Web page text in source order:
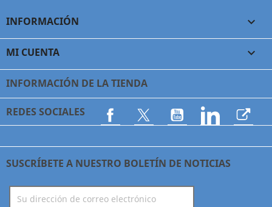
INFORMACIÓN 
MI CUENTA 
INFORMACIÓN DE LA TIENDA
REDES SOCIALES FacebookTwitter YouTubeLinkedIn
SUSCRÍBETE A NUESTRO BOLETÍN DE NOTICIAS